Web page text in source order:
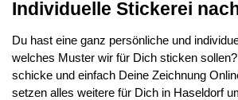
Individuelle Stickerei
Du hast eine ganz persönliche und
welches Muster wir für Dich sticken
schicke und einfach Deine Zeichnung
setzen alles weitere für Dich in Haseldorf